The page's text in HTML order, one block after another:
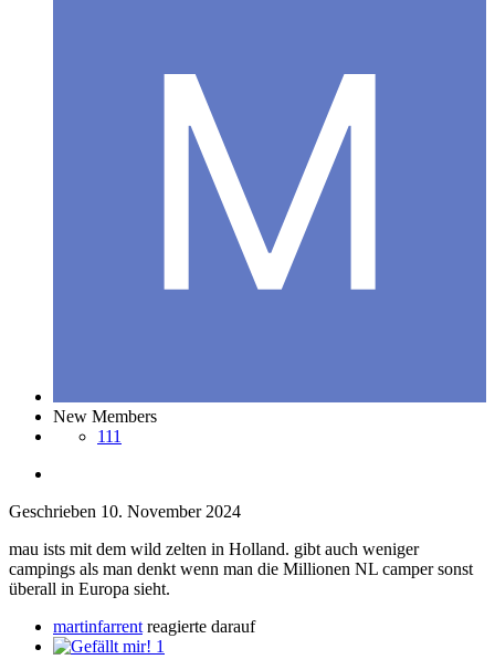
New Members
111
Geschrieben 10. November 2024
mau ists mit dem wild zelten in Holland. gibt auch weniger
campings als man denkt wenn man die Millionen NL camper sonst
überall in Europa sieht.
martinfarrent reagierte darauf
1